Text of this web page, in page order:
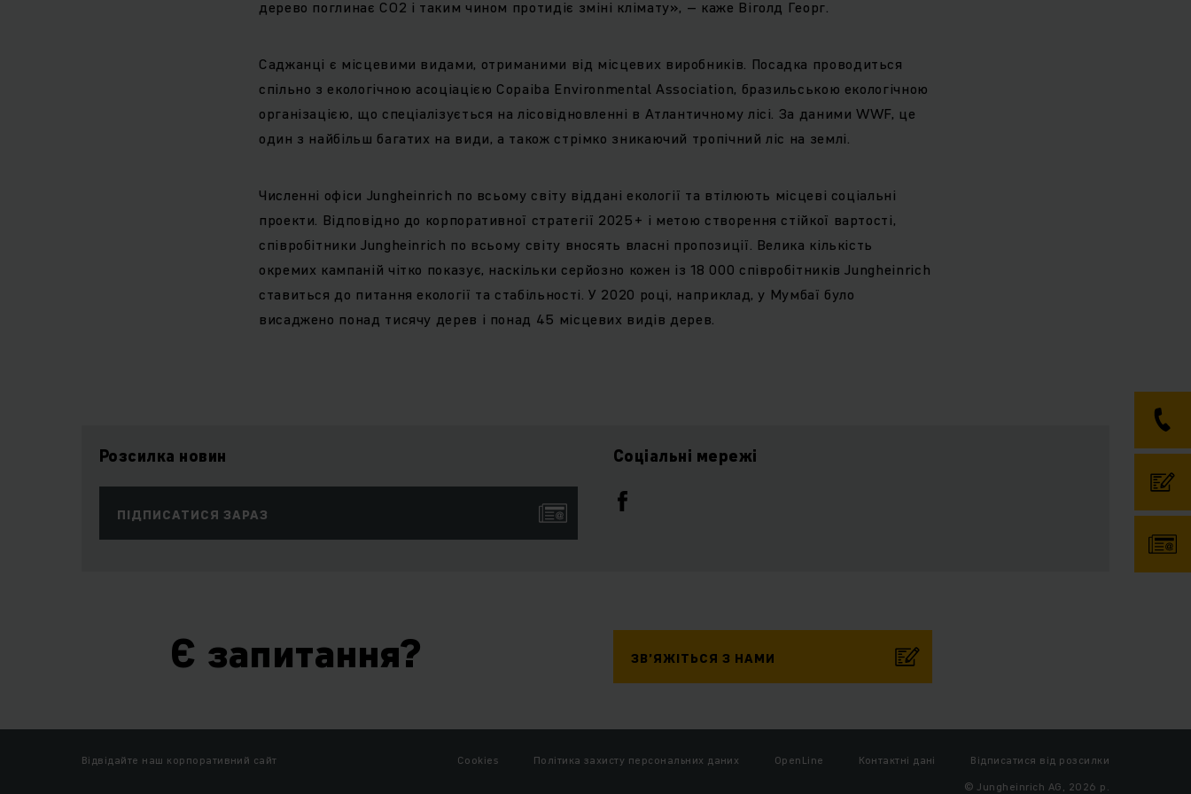
дерево поглинає CO2 і таким чином протидіє зміні клімату», – каже Віголд Георг.
Саджанці є місцевими видами, отриманими від місцевих виробників. Посадка проводиться
спільно з екологічною асоціацією Copaiba Environmental Association, бразильською екологічною
організацією, що спеціалізується на лісовідновленні в Атлантичному лісі. За даними WWF, це
один з найбільш багатих на види, а також стрімко зникаючий тропічний ліс на землі.
Численні офіси Jungheinrich по всьому світу віддані екології та втілюють місцеві соціальні
проекти. Відповідно до корпоративної стратегії 2025+ і метою створення стійкої вартості,
співробітники Jungheinrich по всьому світу вносять власні пропозиції. Велика кількість
окремих кампаній чітко показує, наскільки серйозно кожен із 18 000 співробітників Jungheinrich
ставиться до питання екології та стабільності. У 2020 році, наприклад, у Мумбаї було
висаджено понад тисячу дерев і понад 45 місцевих видів дерев.
Розсилка новин
ПІДПИСАТИСЯ ЗАРАЗ
Соціальні мережі
Є запитання? ЗВ’ЯЖІТЬСЯ З НАМИ
Відвідайте наш корпоративний сайт Cookies Політика захисту персональних даних OpenLine Контактні дані
Відписатися від розсилки
© Jungheinrich AG, 2026 р.